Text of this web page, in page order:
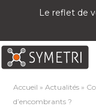
Le reflet de
Accueil »Actualités »
d’encombrants ?